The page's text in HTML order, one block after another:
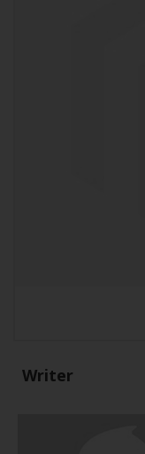
Writer